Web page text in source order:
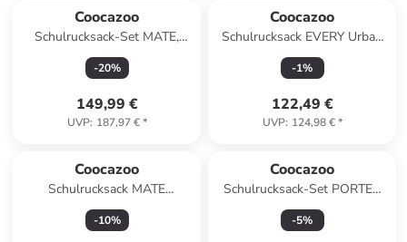
Coocazoo
Schulrucksack-Set MATE,
Mäppchen Turnbeutel in
Bubble Dreams
-20%
149,99 €
UVP: 187,97 €*
Coocazoo
Schulrucksack EVERY Urban
Metro in Grau
-1%
122,49 €
UVP: 124,98 €*
Coocazoo
Schulrucksack MATE
"Reflective Wings" in Lila
-10%
Coocazoo
Schulrucksack-Set PORTER
"Aurora Glow" 3-tlg. in Lila
-5%